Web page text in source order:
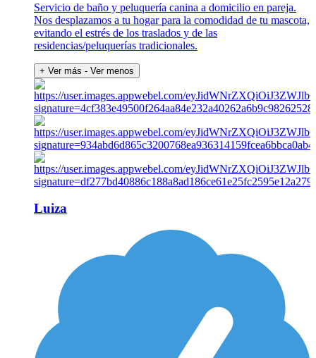
Servicio de baño y peluquería canina a domicilio en pareja.
Nos desplazamos a tu hogar para la comodidad de tu mascota,
evitando el estrés de los traslados y de las
residencias/peluquerías tradicionales.
+ Ver más - Ver menos
Luiza